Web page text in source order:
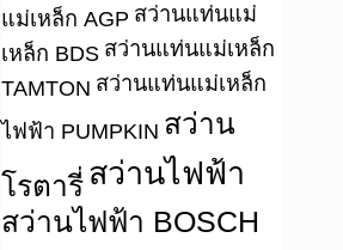
แม่เหล็ก AGP สว่านแท่นแม่
เหล็ก BDS สว่านแท่นแม่เหล็ก
TAMTON สว่านแท่นแม่เหล็ก
ไฟฟ้า PUMPKIN สว่าน
โรตารี่ สว่านไฟฟ้า
สว่านไฟฟ้า BOSCH